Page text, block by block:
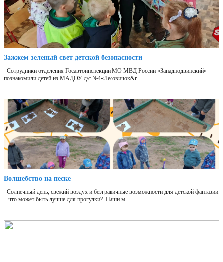
Зажжем зеленый свет детской безопасности
Сотрудники отделения Госавтоинспекции МО МВД России «Западнодвинский»
познакомили детей из МАДОУ д/с №4«Лесовичок&r...
Волшебство на песке
Солнечный день, свежий воздух и безграничные возможности для детской фантазии
– что может быть лучше для прогулки? Наши м...